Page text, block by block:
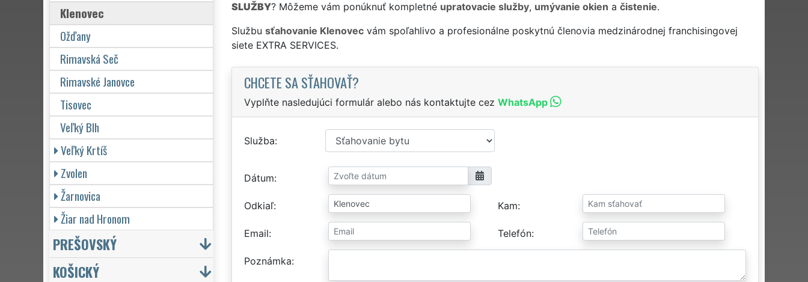
SLUŽBY? Môžeme vám ponúknuť kompletné upratovacie služby, umývanie okien a čistenie.
Službu sťahovanie Klenovecvám spoľahlivo a profesionálne poskytnú členovia medzinárodnej franchisingovej
siete EXTRA SERVICES.
CHCETE SA SŤAHOVAŤ?
Vyplňte nasledujúci formulár alebo nás kontaktujte cez WhatsApp
Služba
Dátum
Odkiaľ Kam
Email Telefón
Poznámka
Klenovec
Ožďany
Rimavská Seč
Rimavské Janovce
Tisovec
Veľký Blh
Veľký Krtíš
Zvolen
Žarnovica
Žiar nad Hronom
PREŠOVSKÝ
KOŠICKÝ